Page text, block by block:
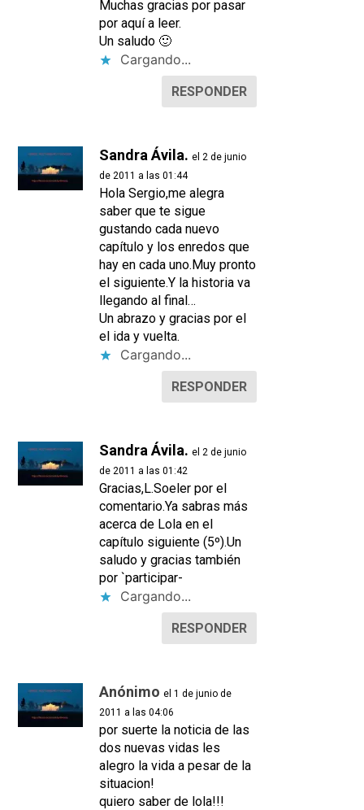
Muchas gracias por pasar
por aquí a leer.
Un saludo 🙂
Cargando...
RESPONDER
Sandra Ávila. el 2 de junio
de 2011 a las 01:44
Hola Sergio,me alegra
saber que te sigue
gustando cada nuevo
capítulo y los enredos que
hay en cada uno.Muy pronto
el siguiente.Y la historia va
llegando al final…
Un abrazo y gracias por el
el ida y vuelta.
Cargando...
RESPONDER
Sandra Ávila. el 2 de junio
de 2011 a las 01:42
Gracias,L.Soeler por el
comentario.Ya sabras más
acerca de Lola en el
capítulo siguiente (5º).Un
saludo y gracias también
por `participar-
Cargando...
RESPONDER
Anónimo el 1 de junio de
2011 a las 04:06
por suerte la noticia de las
dos nuevas vidas les
alegro la vida a pesar de la
situacion!
quiero saber de lola!!!